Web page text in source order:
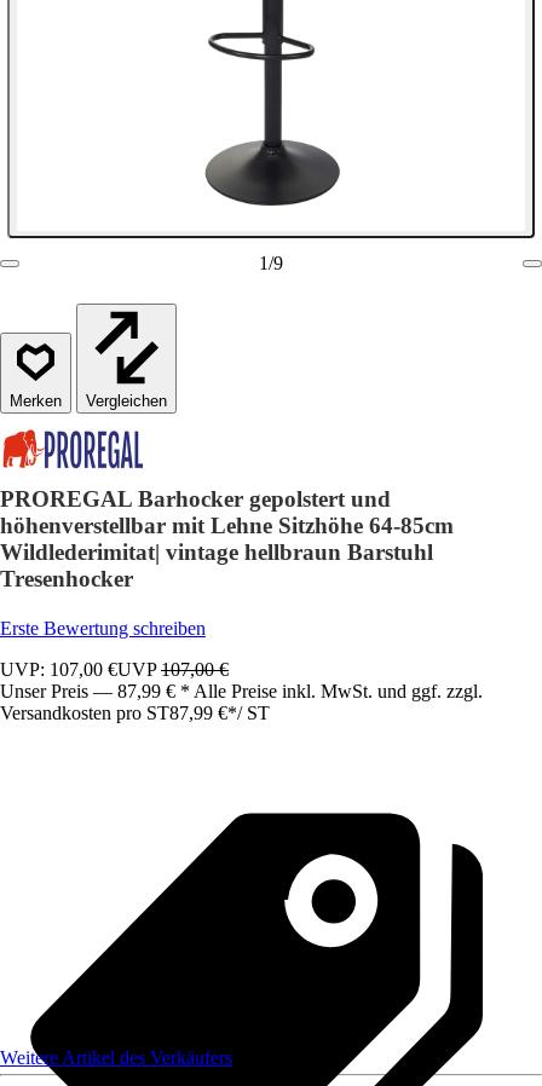
1/9
Vergleichen
PROREGAL Barhocker gepolstert und
höhenverstellbar mit Lehne Sitzhöhe 64-85cm
Wildlederimitat| vintage hellbraun Barstuhl
Tresenhocker
Erste Bewertung schreiben
UVP: 107,00 €UVP107,00 €
Unser Preis — 87,99 € * Alle Preise inkl. MwSt. und ggf. zzgl.
Versandkosten pro ST87,99 €*/ ST
Weitere Artikel des Verkäufers